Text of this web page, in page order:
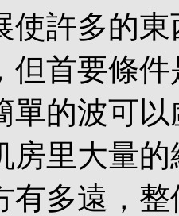
使許多的
但首要條
單的波可
房里大量
有多遠，